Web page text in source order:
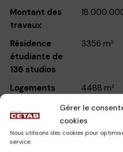
Gérer le
cookies
Nous utilisons des cookies pour
service.
Montant des
travaux
18 000
Résidence
étudiante de
136 studios
3356 m²
Logements
4488 m²
Logement
accession
sociale type
4224 m²